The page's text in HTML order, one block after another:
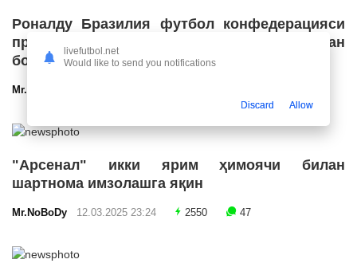
Роналду Бразилия футбол конфедерацияси
президенти лавозимига номзодини қўйишдан
бош тортди
Mr.NoBoDy
"Арсенал" икки ярим ҳимоячи билан
шартнома имзолашга яқин
Mr.NoBoDy 12.03.2025 23:24 2550 47
livefutbol.net
Would like to send you notifications
Discard Allow